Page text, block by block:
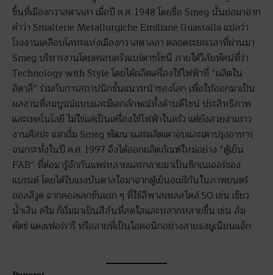
ขึ้นที่เมืองกวาสตาลลา เมื่อปี ค.ศ. 1948 โดยชื่อ Smeg นั้นย่อมาจาก
คำว่า Smalterie Metallurgiche Emiliane Guastalla แปลว่า
โรงงานเคลือบโลหะแห่งเมืองกวาสตาลลา ตลอดระยะเวลาที่ผ่านมา
Smeg บริหารงานโดยครอบครัวแบร์ตาซโซนี ภายใต้วิสัยทัศน์ที่ว่า
Technology with Style โดยได้ผลิตเครื่องใช้ไฟฟ้าที่ “ผลิตใน
อิตาลี” ร่วมกับการสถาปนิกชั้นแนวหน้าของโลก เพื่อให้ออกมาเป็น
ผลงานที่สมบูรณ์แบบและมีเอกลักษณ์ทั้งด้านดีไซน์ ประสิทธิภาพ
และเทคโนโลยี ไม่ใช่แค่เป็นเครื่องใช้ไฟฟ้าในครัว แต่ยังสวยงามราว
งานศิลปะ แรกเริ่ม Smeg พัฒนาและผลิตเตาอบและเตาปรุงอาหาร
จนกระทั่งในปี ค.ศ. 1997 จึงได้ออกผลิตภัณฑ์ใหม่อย่าง “ตู้เย็น
FAB” ที่ต่อมารู้จักกันแพร่หลายและกลายมาเป็นซิกเนเจอร์ของ
แบรนด์ โดยได้รับแรงบันดาลใจมาจากตู้เย็นอเมริกันในภาพยนตร์
ฮอลลีวูด จากคอลเลกชันแรก ๆ ที่ใช้สีพาสเทลสไตล์ 50 เช่น เขียว
น้ำเงิน ครีม ก็เริ่มมาเป็นสีสันที่สดใสและหลากหลายขึ้น เช่น ส้ม
ดัตช์ แดงเฟอร์รารี หรือลายที่เป็นไอคอนิกอย่างลายธงยูเนียนแจ็ก